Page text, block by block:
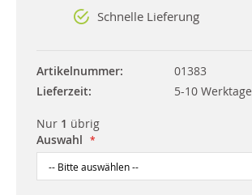
Schnelle Lieferung
Artikelnummer
01383
Lieferzeit
5-10 Werktage
Nur 1 übrig
Auswahl